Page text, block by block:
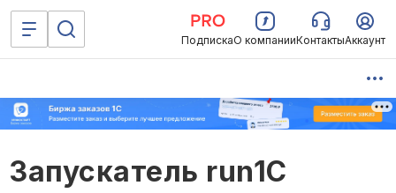
ПодпискаО компанииКонтактыАккаунт
Запускатель run1С